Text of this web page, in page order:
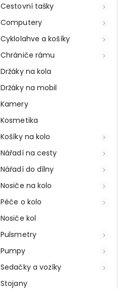
Cestovní tašky
Computery
Cyklolahve a košíky
Chrániče rámu
Držáky na kola
Držáky na mobil
Kamery
Kosmetika
Košíky na kolo
Nářadí na cesty
Nářadí do dílny
Nosiče na kolo
Péče o kolo
Nosiče kol
Pulsmetry
Pumpy
Sedačky a vozíky
Stojany